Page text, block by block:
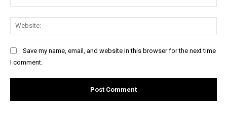
Save my name, email, and website in this browser for the next time
I comment.